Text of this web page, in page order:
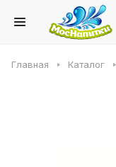
Главная Каталог